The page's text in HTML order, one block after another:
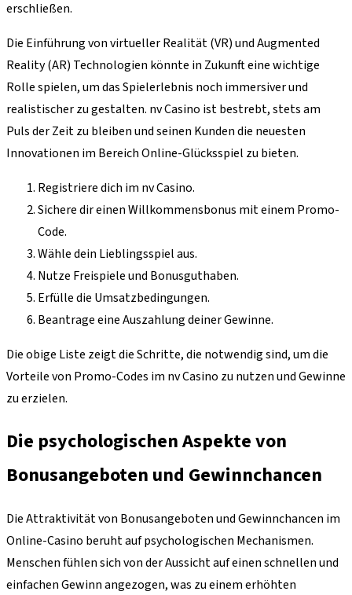
erschließen.
Die Einführung von virtueller Realität (VR) und Augmented
Reality (AR) Technologien könnte in Zukunft eine wichtige
Rolle spielen, um das Spielerlebnis noch immersiver und
realistischer zu gestalten. nv Casino ist bestrebt, stets am
Puls der Zeit zu bleiben und seinen Kunden die neuesten
Innovationen im Bereich Online-Glücksspiel zu bieten.
Registriere dich im nv Casino.
Sichere dir einen Willkommensbonus mit einem Promo-
Code.
Wähle dein Lieblingsspiel aus.
Nutze Freispiele und Bonusguthaben.
Erfülle die Umsatzbedingungen.
Beantrage eine Auszahlung deiner Gewinne.
Die obige Liste zeigt die Schritte, die notwendig sind, um die
Vorteile von Promo-Codes im nv Casino zu nutzen und Gewinne
zu erzielen.
Die psychologischen Aspekte von
Bonusangeboten und Gewinnchancen
Die Attraktivität von Bonusangeboten und Gewinnchancen im
Online-Casino beruht auf psychologischen Mechanismen.
Menschen fühlen sich von der Aussicht auf einen schnellen und
einfachen Gewinn angezogen, was zu einem erhöhten